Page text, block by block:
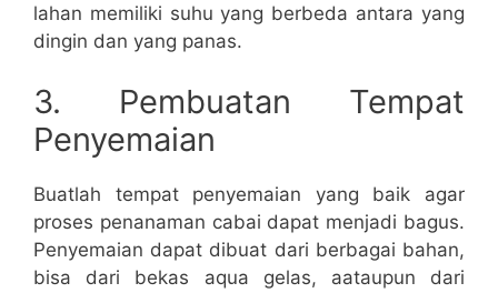
lahan memiliki suhu yang berbeda antara yang
dingin dan yang panas.
3. Pembuatan Tempat
Penyemaian
Buatlah tempat penyemaian yang baik agar
proses penanaman cabai dapat menjadi bagus.
Penyemaian dapat dibuat dari berbagai bahan,
bisa dari bekas aqua gelas, aataupun dari